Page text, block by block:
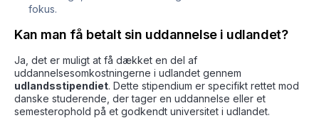
fokus.
Kan man få betalt sin uddannelse i udlandet?
Ja, det er muligt at få dækket en del af
uddannelsesomkostningerne i udlandet gennem
udlandsstipendiet. Dette stipendium er specifikt rettet mod
danske studerende, der tager en uddannelse eller et
semesterophold på et godkendt universitet i udlandet.